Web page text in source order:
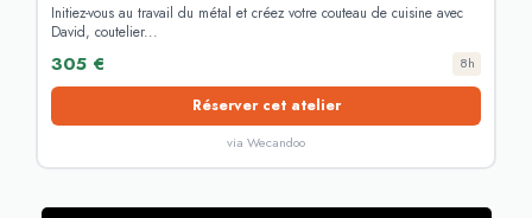
Initiez-vous au travail du métal et créez votre couteau de cuisine avec
David, coutelier...
305 € 8h
Réserver cet atelier
via Wecandoo